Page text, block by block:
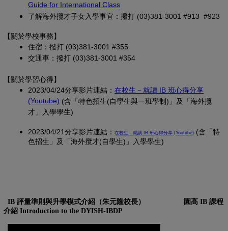
Guide for International Class
了解海外攬才子女入學事宜：撥打 (03)381-3001 #913 #923
【關於學校事務】
住宿：撥打 (03)381-3001 #355
交通車：撥打 (03)381-3001 #354
【關於學習心得】
2023/04/24分享影片連結： 在校生－就讀 IB 班心得分享
(Youtube) (另開新視窗)
(含「特色招生(自學生與一班學制)」及「海外攬
才」入學學生)
2023/04/21分享影片連結： 在校生－就讀 IB 班心得分享 (Youtube) (另開新視窗)
(含「特
色招生」及「海外攬才(自學生)」入學學生)
IB 評量準則與升學模式介紹（朱元隆校長）
園高 IB 課程
介紹 Introduction to the DYISH-IBDP